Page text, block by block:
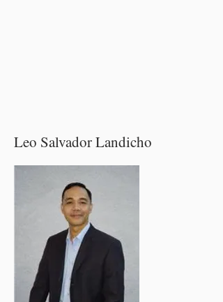
Leo Salvador Landicho